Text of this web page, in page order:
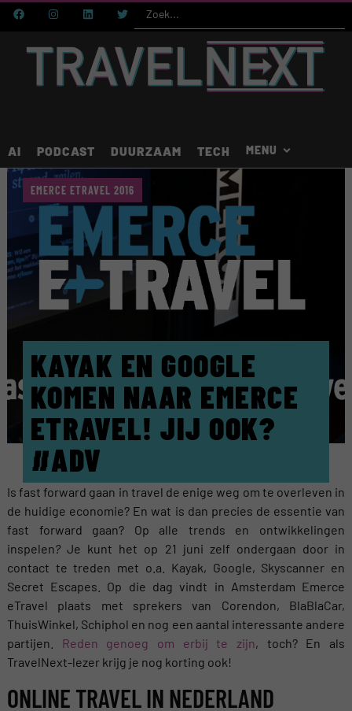
AI PODCAST DUURZAAM TECH
KAYAK EN GOOGLE
KOMEN NAAR EMERCE
ETRAVEL! JIJ OOK?
#ADV
EMERCE ETRAVEL 2016
Is fast forward gaan in travel de enige weg om te overleven in
de huidige economie? En wat is dan precies de essentie van
fast forward gaan? Op alle trends en ontwikkelingen
inspelen?Je kunt het op 21 juni zelf ondergaan door in
contact te treden met o.a. Kayak, Google, Skyscanner en
Secret Escapes. Op die dag vindt in Amsterdam Emerce
eTravel plaats met sprekers van Corendon, BlaBlaCar,
ThuisWinkel, Schiphol en nog een aantal interessante andere
partijen.
Reden genoeg om erbij te zijn, toch? En als
TravelNext-lezer krijg je nog korting ook!
ONLINE TRAVEL IN NEDERLAND